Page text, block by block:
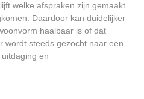
welke afspraken zijn gemaakt
Daardoor kan duidelijker
haalbaar is of dat
wordt steeds gezocht naar een
en